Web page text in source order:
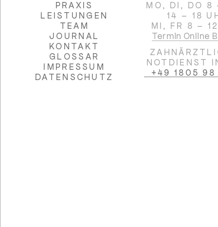
PRAXIS
LEISTUNGEN
TEAM
JOURNAL
KONTAKT
GLOSSAR
IMPRESSUM
DATENSCHUTZ
MO, DI, DO 8
14 – 18
MI, FR 8 –
Termin Online
NOTDIENST
+49 1805